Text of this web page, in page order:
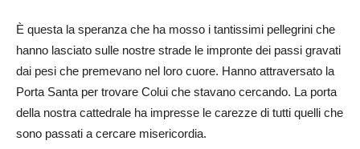
È questa la speranza che ha mosso i tantissimi pellegrini che
hanno lasciato sulle nostre strade le impronte dei passi gravati
dai pesi che premevano nel loro cuore. Hanno attraversato la
Porta Santa per trovare Colui che stavano cercando. La porta
della nostra cattedrale ha impresse le carezze di tutti quelli che
sono passati a cercare misericordia.